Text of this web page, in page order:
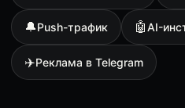
🔔Push-трафик 🤖AI-
✈️Реклама в Telegram